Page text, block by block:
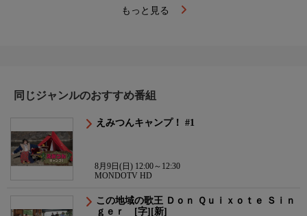
もっと見る
同じジャンルのおすすめ番組
えみつんキャンプ！ #1
8月9日(日) 12:00～12:30
MONDOTV HD
この地域の歌王 Ｄｏｎ Ｑｕｉｘｏｔｅ Ｓｉｎ
ｇｅｒ [字][新]